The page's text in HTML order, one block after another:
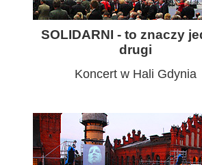
SOLIDARNI - to znaczy
drugi
Koncert w Hali Gdynia